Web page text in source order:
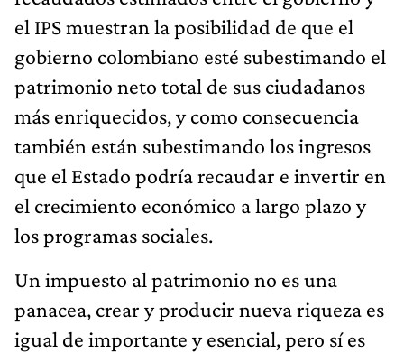
el IPS muestran la posibilidad de que el
gobierno colombiano esté subestimando el
patrimonio neto total de sus ciudadanos
más enriquecidos, y como consecuencia
también están subestimando los ingresos
que el Estado podría recaudar e invertir en
el crecimiento económico a largo plazo y
los programas sociales.
Un impuesto al patrimonio no es una
panacea, crear y producir nueva riqueza es
igual de importante y esencial, pero sí es